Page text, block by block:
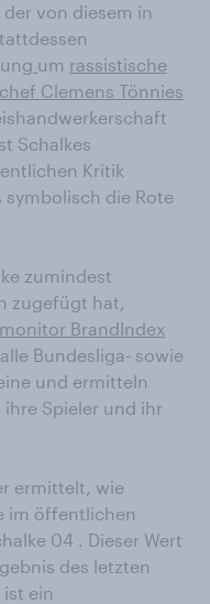
von diesem in
um rassistische
Clemens Tönnies
Schalkes
Kritik
symbolisch die Rote
zumindest
zugefügt hat,
BrandIndex
Bundesliga- sowie
und ermitteln
Spieler und ihr
ermittelt, wie
im öffentlichen
04 . Dieser Wert
des letzten
ein